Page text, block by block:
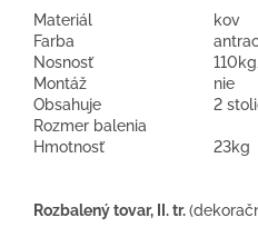
Materiál
kov
Farba
Nosnosť
Montáž
nie
Obsahuje
2
Rozmer balenia
Hmotnosť
23kg
Rozbalený tovar, II. tr.